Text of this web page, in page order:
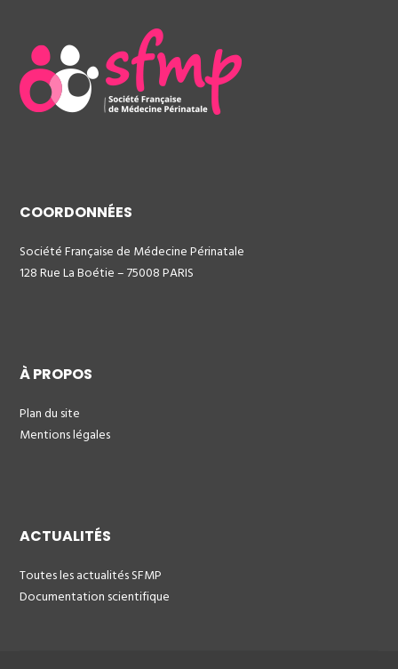
COORDONNÉES
Société Française de Médecine Périnatale
128 Rue La Boétie – 75008 PARIS
À PROPOS
Plan du site
Mentions légales
ACTUALITÉS
Toutes les actualités SFMP
Documentation scientifique